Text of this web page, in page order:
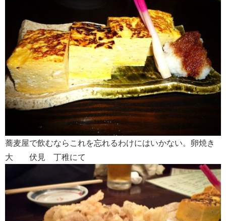
蕎麦屋で飲むならこれを忘れるわけにはいかない。卵焼き
大 伏見 丁稚にて